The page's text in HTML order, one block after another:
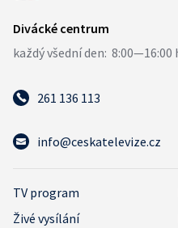
261 136 113
info@ceskatelevize.cz
TV program
Živé vysílání